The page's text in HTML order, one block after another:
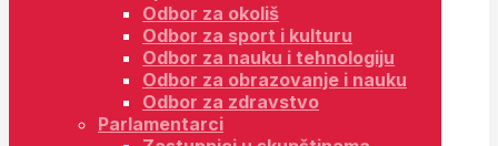
Odbor za okoliš
Odbor za sport i kulturu
Odbor za nauku i tehnologiju
Odbor za obrazovanje i nauku
Odbor za zdravstvo
Parlamentarci